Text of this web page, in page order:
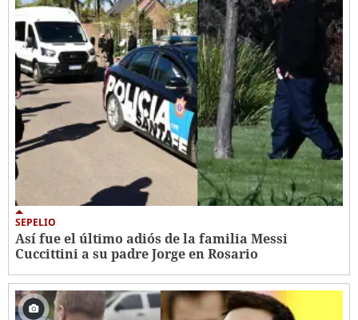
SEPELIO
Así fue el último adiós de la familia Messi
Cuccittini a su padre Jorge en Rosario